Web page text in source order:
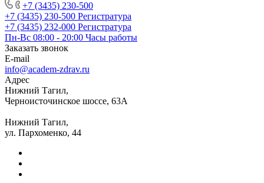
+7 (3435) 230-500
+7 (3435) 230-500 Регистратура
+7 (3435) 232-000 Регистратура
Пн-Вс 08:00 - 20:00 Часы работы
Заказать звонок
E-mail
info@academ-zdrav.ru
Адрес
Нижний Тагил,
Черноисточинское шоссе, 63А
Нижний Тагил,
ул. Пархоменко, 44